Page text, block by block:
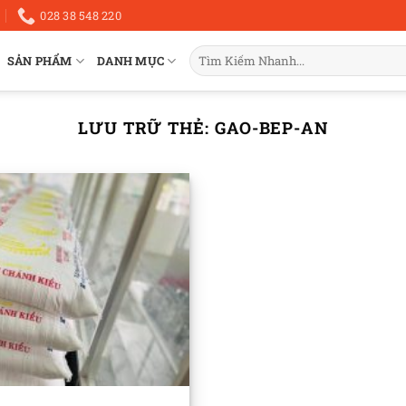
028 38 548 220
SẢN PHẨM DANH MỤC
Tìm
kiếm:
LƯU TRỮ THẺ: GAO-BEP-AN